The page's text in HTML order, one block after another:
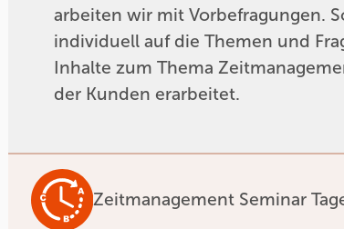
arbeiten wir mit Vorbefragungen.
individuell auf die Themen und
Inhalte zum Thema
der Kunden erarbeitet.
Zeitmanagement Seminar